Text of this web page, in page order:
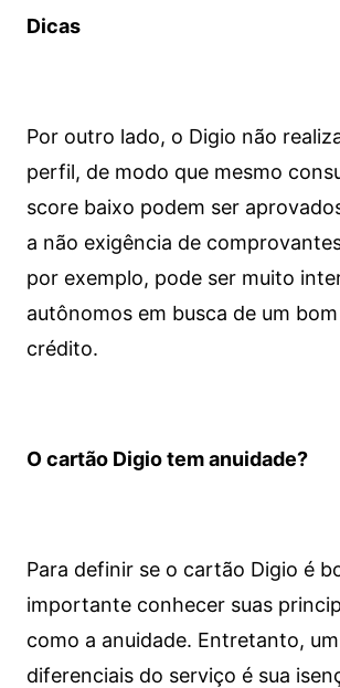
Dicas
Por outro lado, o Digio não
perfil, de modo que mesmo
score baixo podem ser
a não exigência de
por exemplo, pode ser muito
autônomos em busca de um
crédito.
O cartão Digio tem anuidade?
Para definir se o cartão Digio é
importante conhecer suas
como a anuidade. Entretanto,
diferenciais do serviço é sua